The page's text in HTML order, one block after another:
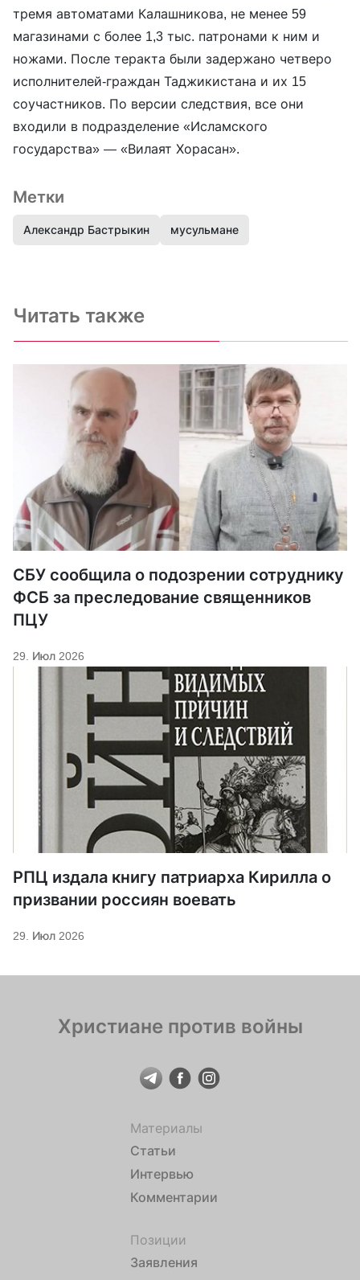
тремя автоматами Калашникова, не менее 59
магазинами с более 1,3 тыс. патронами к ним и
ножами. После теракта были задержано четверо
исполнителей-граждан Таджикистана и их 15
соучастников. По версии следствия, все они
входили в подразделение «Исламского
государства» — «Вилаят Хорасан».
Метки
Александр Бастрыкин мусульмане
Читать также
СБУ сообщила о подозрении сотруднику
ФСБ за преследование священников
ПЦУ
29. Июл 2026
РПЦ издала книгу патриарха Кирилла о
призвании россиян воевать
29. Июл 2026
Христиане против войны
Материалы
Статьи
Интервью
Комментарии
Позиции
Заявления